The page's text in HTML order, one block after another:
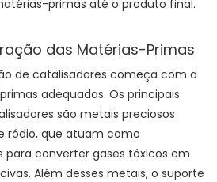
primas até o produto final.
das Matérias-Primas
de catalisadores começa com a
adequadas. Os principais
são metais preciosos
ródio, que atuam como
para converter gases tóxicos em
Além desses metais, o suporte